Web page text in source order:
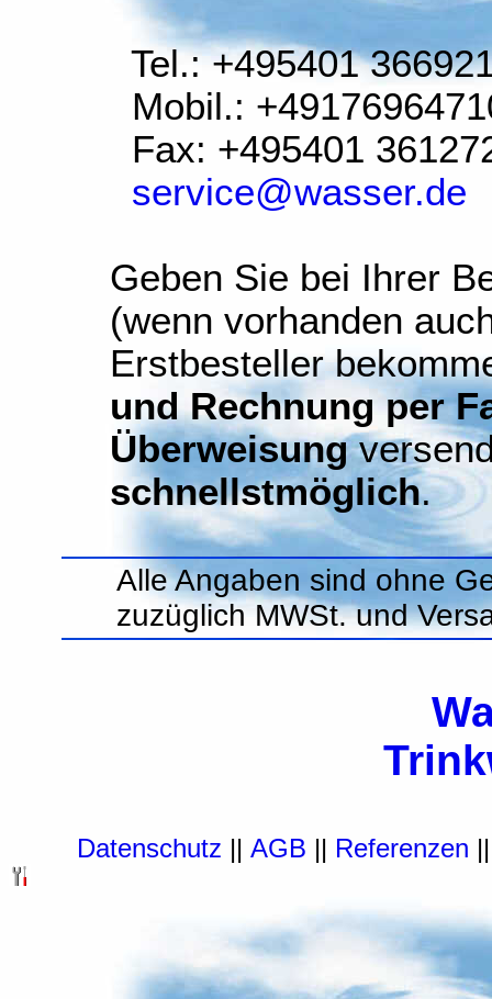
Tel.: +495401
Mobil.:
Fax: +495401
service@wasser.de
Geben Sie bei Ihrer
(wenn vorhanden
Erstbesteller
und Rechnung per
Überweisung
schnellstmöglich.
Alle Angaben sind ohne
zuzüglich MWSt. und
Datenschutz || AGB || Referenzen